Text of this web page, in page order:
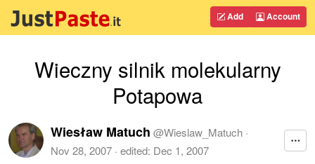
Add Account
Wieczny silnik molekularny
Potapowa
Wiesław Matuch @Wieslaw_Matuch ·
Nov 28, 2007 · edited: Dec 1, 2007